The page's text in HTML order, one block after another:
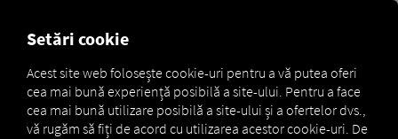
Marketplace Connectors Man Connect How to
Setări cookie
Acest site web folosește cookie-uri pentru a vă putea oferi
cea mai bună experiență posibilă a site-ului. Pentru a face
cea mai bună utilizare posibilă a site-ului și a ofertelor dvs.,
vă rugăm să fiți de acord cu utilizarea acestor cookie-uri. De